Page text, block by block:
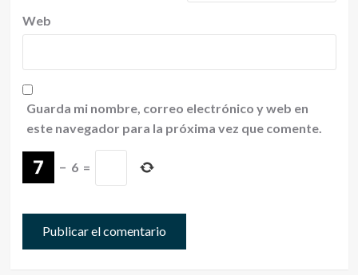
Web
Guarda mi nombre, correo electrónico y web en
este navegador para la próxima vez que comente.
− 6 =